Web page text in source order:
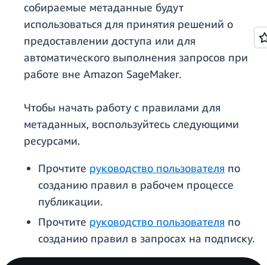
собираемые метаданные будут
использоваться для принятия решений о
предоставлении доступа или для
автоматического выполнения запросов при
работе вне Amazon SageMaker.
Чтобы начать работу с правилами для
метаданных, воспользуйтесь следующими
ресурсами.
Прочтите руководство пользователя по
созданию правил в рабочем процессе
публикации.
Прочтите руководство пользователя по
созданию правил в запросах на подписку.